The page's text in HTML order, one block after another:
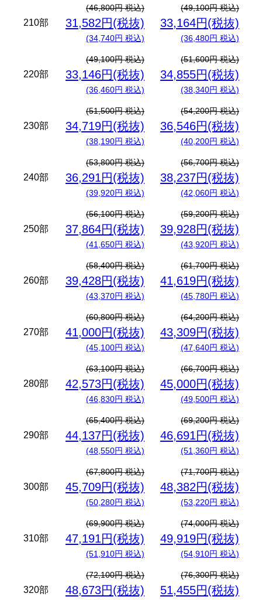
210部
(46,800円 税込)
31,582円(税抜)
(34,740円 税込)
(49,100円 税込)
33,164円(税抜)
(36,480円 税込)
220部
(49,100円 税込)
33,146円(税抜)
(36,460円 税込)
(51,600円 税込)
34,855円(税抜)
(38,340円 税込)
230部
(51,500円 税込)
34,719円(税抜)
(38,190円 税込)
(54,200円 税込)
36,546円(税抜)
(40,200円 税込)
240部
(53,800円 税込)
36,291円(税抜)
(39,920円 税込)
(56,700円 税込)
38,237円(税抜)
(42,060円 税込)
250部
(56,100円 税込)
37,864円(税抜)
(41,650円 税込)
(59,200円 税込)
39,928円(税抜)
(43,920円 税込)
260部
(58,400円 税込)
39,428円(税抜)
(43,370円 税込)
(61,700円 税込)
41,619円(税抜)
(45,780円 税込)
270部
(60,800円 税込)
41,000円(税抜)
(45,100円 税込)
(64,200円 税込)
43,309円(税抜)
(47,640円 税込)
280部
(63,100円 税込)
42,573円(税抜)
(46,830円 税込)
(66,700円 税込)
45,000円(税抜)
(49,500円 税込)
290部
(65,400円 税込)
44,137円(税抜)
(48,550円 税込)
(69,200円 税込)
46,691円(税抜)
(51,360円 税込)
300部
(67,800円 税込)
45,709円(税抜)
(50,280円 税込)
(71,700円 税込)
48,382円(税抜)
(53,220円 税込)
310部
(69,900円 税込)
47,191円(税抜)
(51,910円 税込)
(74,000円 税込)
49,919円(税抜)
(54,910円 税込)
320部
(72,100円 税込)
48,673円(税抜)
(76,300円 税込)
51,455円(税抜)